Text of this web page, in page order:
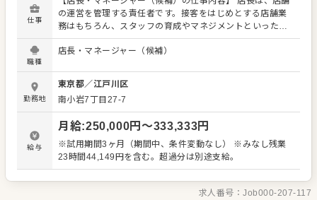
仕事
の運営を管理する責任者です。接客をはじめとする店舗業
務はもちろん、スタッフの育成やマネジメントといった重
要な役割を担います。メインとなるのは、販促イベントや
キャンペーンの企画なども含め、売上に繋げていくことで
あなたならではのアイデアを積極的に発信してください。
【具体的には…】 ・ホール、キッチンの全体管理 ・予約管
理、電話対応 ・接客、サービス全般 ・売上管理、在庫管理
・スタッフの育成やマネジメント、シフト管理 など 入社
後はスキルに合わせた業務からお任せしますので、徐々に
仕事の幅を広げていきましょう。成長をしっかりサポート
しますので、経験に関わらず安心してスタートできる環境
職種
店長・マネージャー（候補）
勤務地
東京都／江戸川区
南小岩7丁目27-7
給与
月給:250,000円〜333,333円
※試用期間3ヶ月（期間中、条件変動なし） ※みなし残業
23時間44,149円を含む。超過分は別途支給。
求人番号：Job000-207-117